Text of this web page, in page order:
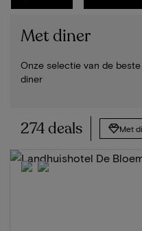
Met diner
Onze selectie van de
diner
274 deals Met